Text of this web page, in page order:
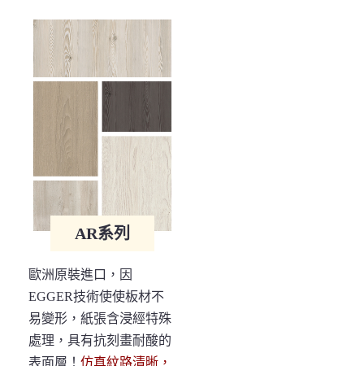
AR系列
歐洲原裝進口，因
EGGER技術使使板材不
易變形，紙張含浸經特殊
處理，具有抗刻畫耐酸的
表面層！ 仿真紋路清晰，